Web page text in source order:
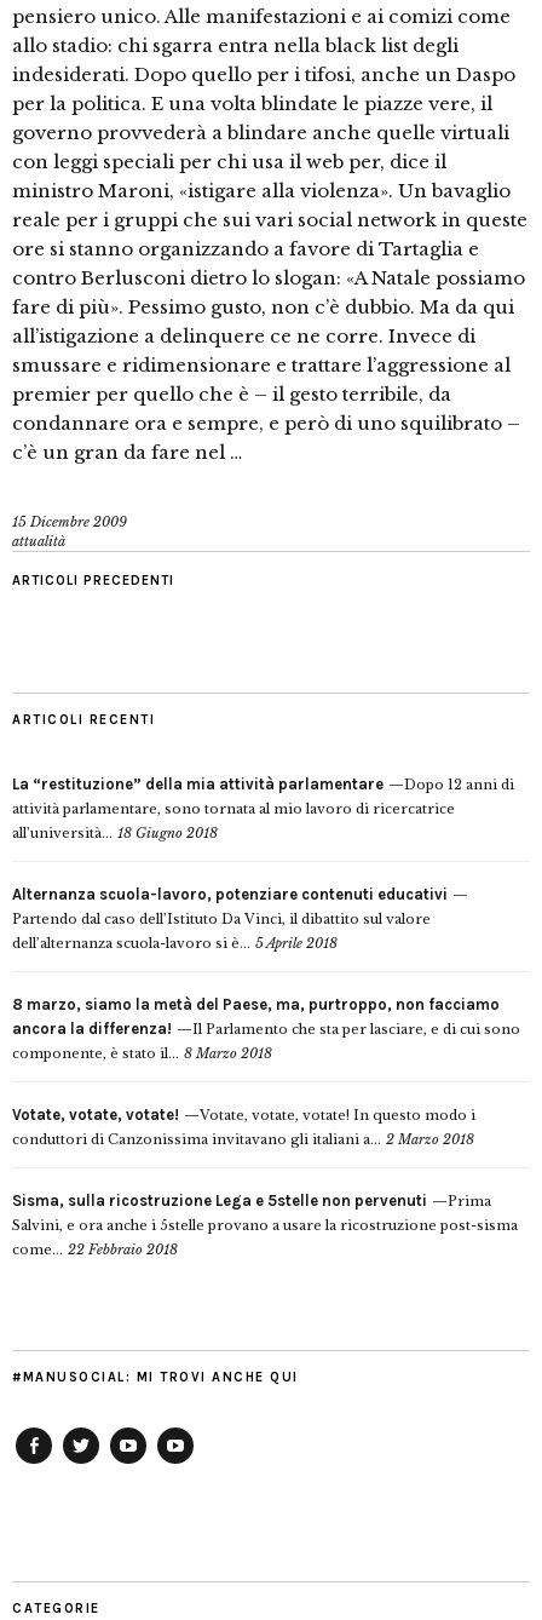
pensiero unico. Alle manifestazioni e ai comizi come
allo stadio: chi sgarra entra nella black list degli
indesiderati. Dopo quello per i tifosi, anche un Daspo
per la politica. E una volta blindate le piazze vere, il
governo provvederà a blindare anche quelle virtuali
con leggi speciali per chi usa il web per, dice il
ministro Maroni, «istigare alla violenza». Un bavaglio
reale per i gruppi che sui vari social network in queste
ore si stanno organizzando a favore di Tartaglia e
contro Berlusconi dietro lo slogan: «A Natale possiamo
fare di più». Pessimo gusto, non c’è dubbio. Ma da qui
all’istigazione a delinquere ce ne corre. Invece di
smussare e ridimensionare e trattare l’aggressione al
premier per quello che è – il gesto terribile, da
condannare ora e sempre, e però di uno squilibrato –
c’è un gran da fare nel …
15 Dicembre 2009
attualità
ARTICOLI PRECEDENTI
ARTICOLI RECENTI
La “restituzione” della mia attività parlamentare
Dopo 12 anni di
attività parlamentare, sono tornata al mio lavoro di ricercatrice
all’università... 18 Giugno 2018
Alternanza scuola-lavoro, potenziare contenuti educativi
Partendo dal caso dell’Istituto Da Vinci, il dibattito sul valore
dell’alternanza scuola-lavoro si è... 5 Aprile 2018
8 marzo, siamo la metà del Paese, ma, purtroppo, non facciamo
ancora la differenza!
Il Parlamento che sta per lasciare, e di cui sono
componente, è stato il... 8 Marzo 2018
Votate, votate, votate!
Votate, votate, votate! In questo modo i
conduttori di Canzonissima invitavano gli italiani a... 2 Marzo 2018
Sisma, sulla ricostruzione Lega e 5stelle non pervenuti
Prima
Salvini, e ora anche i 5stelle provano a usare la ricostruzione post-sisma
come... 22 Febbraio 2018
#MANUSOCIAL: MI TROVI ANCHE QUI
CATEGORIE